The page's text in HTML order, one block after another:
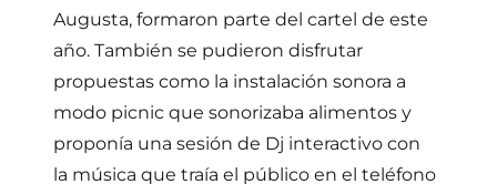
Augusta, formaron parte del cartel de este
año. También se pudieron disfrutar
propuestas como la instalación sonora a
modo picnic que sonorizaba alimentos y
proponía una sesión de Dj interactivo con
la música que traía el público en el teléfono